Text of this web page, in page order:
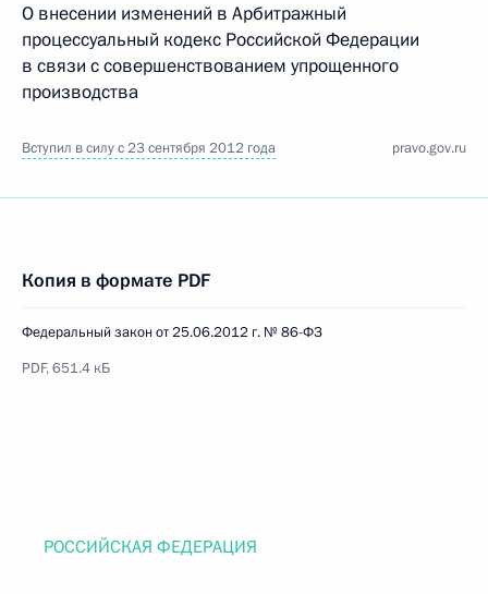
О внесении изменений в Арбитражный
процессуальный кодекс Российской Федерации
в связи с совершенствованием упрощенного
производства
Вступил в силу с 23 сентября 2012 года pravo.gov.ru
Копия в формате PDF
Федеральный закон от 25.06.2012 г. № 86-ФЗ
PDF, 651.4 кБ
РОССИЙСКАЯ ФЕДЕРАЦИЯ